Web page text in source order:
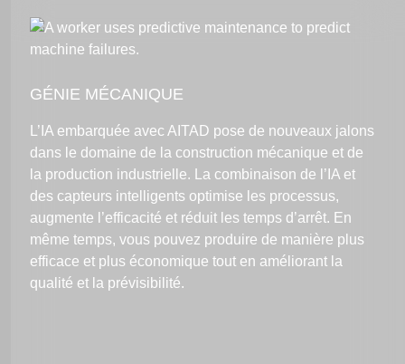
GÉNIE MÉCANIQUE
L’IA embarquée avec AITAD pose de nouveaux jalons
dans le domaine de la construction mécanique et de
la production industrielle. La combinaison de l’IA et
des capteurs intelligents optimise les processus,
augmente l’efficacité et réduit les temps d’arrêt. En
même temps, vous pouvez produire de manière plus
efficace et plus économique tout en améliorant la
qualité et la prévisibilité.